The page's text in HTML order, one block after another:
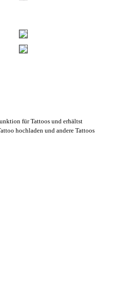
für Tattoos und erhältst
hochladen und andere Tattoos